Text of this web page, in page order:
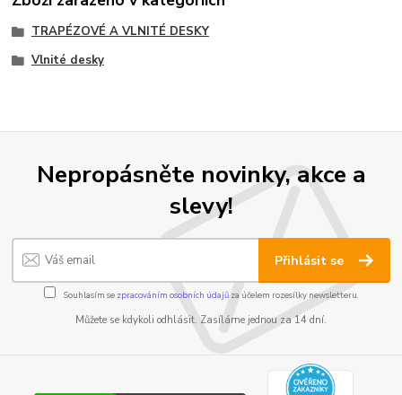
TRAPÉZOVÉ A VLNITÉ DESKY
Vlnité desky
Nepropásněte novinky, akce a
slevy!
Přihlásit se
Souhlasím se zpracováním osobních údajůza účelem rozesílky newsletteru.
Můžete se kdykoli odhlásit. Zasíláme jednou za 14 dní.